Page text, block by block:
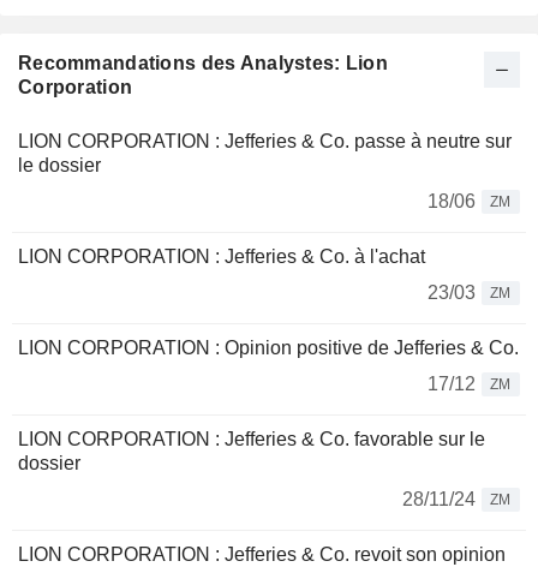
Recommandations des Analystes: Lion
Corporation
LION CORPORATION : Jefferies & Co. passe à neutre sur
le dossier
18/06
ZM
LION CORPORATION : Jefferies & Co. à l'achat
23/03
ZM
LION CORPORATION : Opinion positive de Jefferies & Co.
17/12
ZM
LION CORPORATION : Jefferies & Co. favorable sur le
dossier
28/11/24
ZM
LION CORPORATION : Jefferies & Co. revoit son opinion